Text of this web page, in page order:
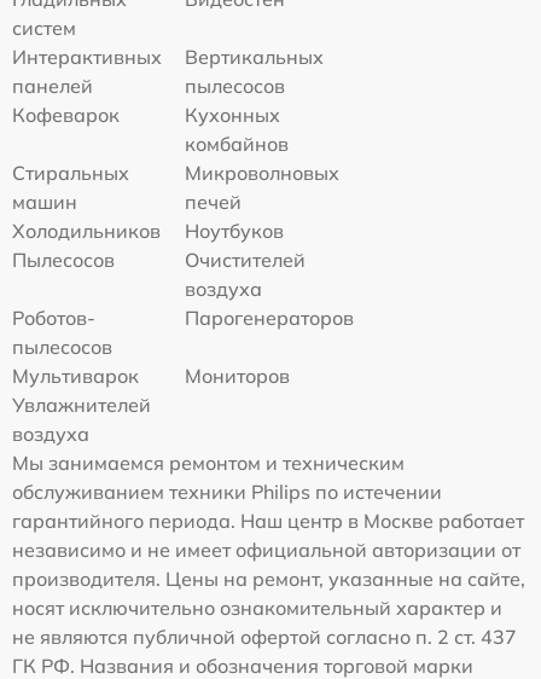
систем
Интерактивных
панелей
Вертикальных
пылесосов
Кофеварок
Кухонных
комбайнов
Стиральных
машин
Микроволновых
печей
Холодильников
Ноутбуков
Пылесосов
Очистителей
воздуха
Роботов-
пылесосов
Парогенераторов
Мультиварок
Мониторов
Увлажнителей
воздуха
Мы занимаемся ремонтом и техническим
обслуживанием техники Philips по истечении
гарантийного периода. Наш центр в Москве работает
независимо и не имеет официальной авторизации от
производителя. Цены на ремонт, указанные на сайте,
носят исключительно ознакомительный характер и
не являются публичной офертой согласно п. 2 ст. 437
ГК РФ. Названия и обозначения торговой марки